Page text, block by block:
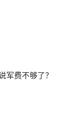
军费不够了？